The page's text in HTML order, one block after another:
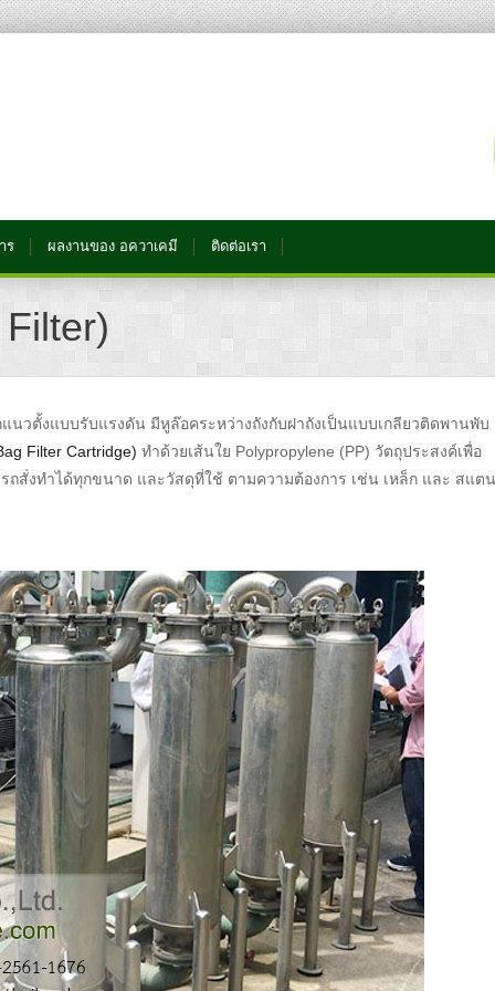
ร ผลงานของ อควาเคมี ติดต่อเรา
แนวตั้งแบบรับแรงดัน มีหูล๊อคระหว่างถังกับฝาถังเป็นแบบเกลียวติดพานพับ
Filter Cartridge) ทำด้วยเส้นใย Polypropylene (PP) วัตถุประสงค์เพื่อ
ถสั่งทำได้ทุกขนาด และวัสดุที่ใช้ ตามความต้องการ เช่น เหล็ก และ สแตน